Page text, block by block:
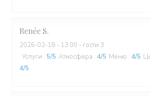
Renée S
2026-02-18 - 13:00 - гости 3
Услуги : 5/5 Атмосфера : 4/5 Меню : 4/5
4/5